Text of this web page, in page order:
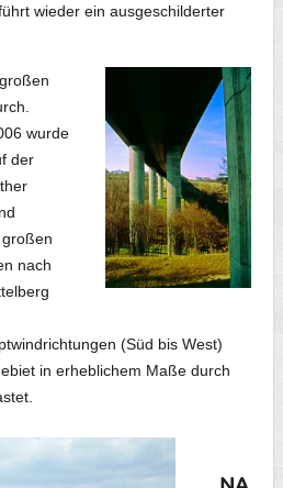
wieder ein ausgeschilderter
wurde
der
nach
(Süd bis West)
in erheblichem Maße durch